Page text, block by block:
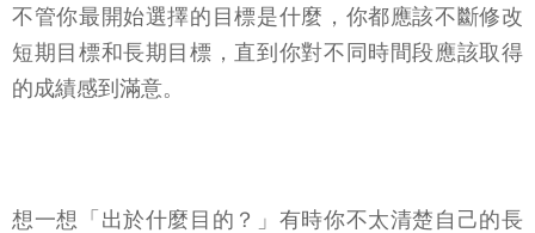
不管你最開始選擇的目標是什麼，你都應該不斷修改
短期目標和長期目標，直到你對不同時間段應該取得
的成績感到滿意。
想一想「出於什麼目的？」有時你不太清楚自己的長